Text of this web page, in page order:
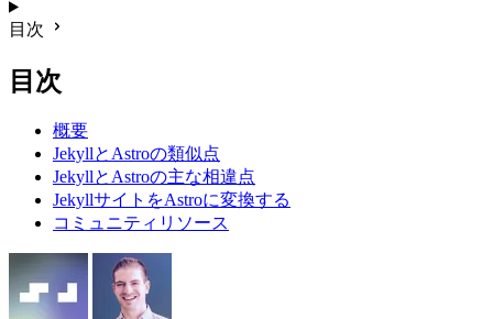
目次
目次
概要
JekyllとAstroの類似点
JekyllとAstroの主な相違点
JekyllサイトをAstroに変換する
コミュニティリソース